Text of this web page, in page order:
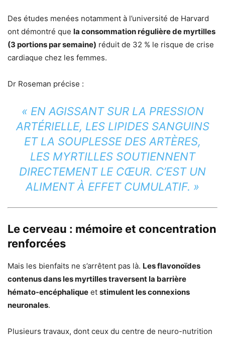
Des études menées notamment à l’université de Harvard
ont démontré que la consommation régulière de myrtilles
(3 portions par semaine) réduit de 32 % le risque de crise
cardiaque chez les femmes.
Dr Roseman précise :
« EN AGISSANT SUR LA PRESSION
ARTÉRIELLE, LES LIPIDES SANGUINS
ET LA SOUPLESSE DES ARTÈRES,
LES MYRTILLES SOUTIENNENT
DIRECTEMENT LE CŒUR. C’EST UN
ALIMENT À EFFET CUMULATIF. »
Le cerveau : mémoire et concentration
renforcées
Mais les bienfaits ne s’arrêtent pas là. Les flavonoïdes
contenus dans les myrtilles traversent la barrière
hémato-encéphalique et stimulent les connexions
neuronales.
Plusieurs travaux, dont ceux du centre de neuro-nutrition